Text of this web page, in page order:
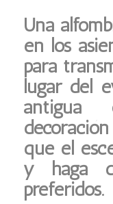
Una
en los
para
lugar del
antigua
que el
y haga
preferidos.